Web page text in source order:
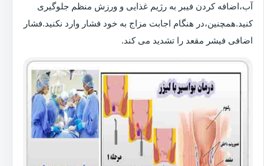
آب،اضافه کردن فیبر به رژیم غذایی و ورزش منظم جلوگیری
کنید.همچنین،در هنگام اجابت مزاج به خود فشار وارد نکنید.فشار
اضافی فیشر مقعد را تشدید می کند.